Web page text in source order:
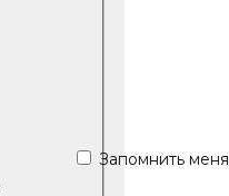
Запомнить меня